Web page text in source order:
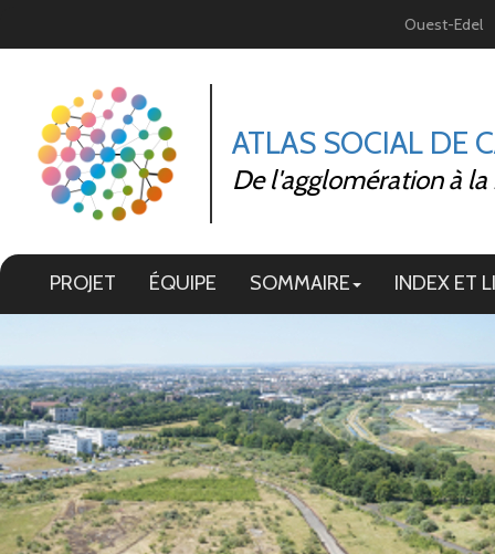
Ouest-Edel
ATLAS SOCIAL DE
De l'agglomération à
PROJET ÉQUIPE SOMMAIRE INDEX ET